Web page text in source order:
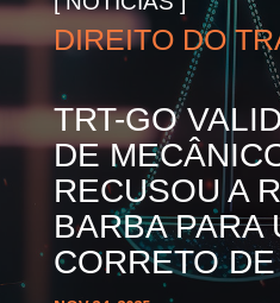
DIREITO DO
TRT-GO
DE
RECUSOU A
BARBA PARA
CORRETO